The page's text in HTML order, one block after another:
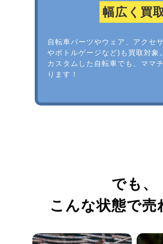
幅広く買取
自転車パーツやウェア、アクセ
やボトルゲージなど)も買取対象。
カスタムした自転車でも、ママ
ります！
でも、
こんな状態で売